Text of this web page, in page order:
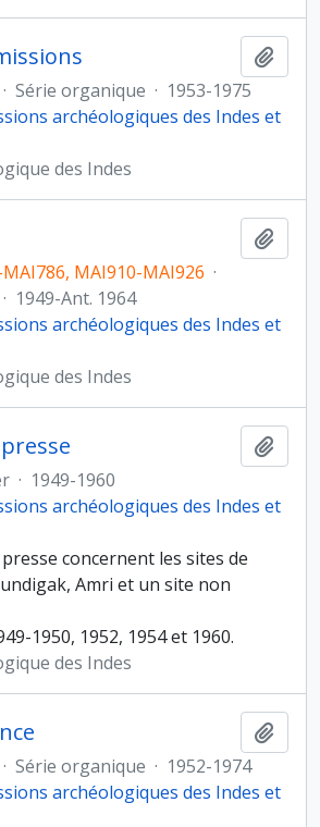
· Série organique · 1953-1975
archéologiques des Indes et
des Indes
MAI910-MAI926 ·
· 1949-Ant. 1964
archéologiques des Indes et
des Indes
· 1949-1960
archéologiques des Indes et
concernent les sites de
Amri et un site non
1950, 1952, 1954 et 1960.
des Indes
· Série organique · 1952-1974
archéologiques des Indes et